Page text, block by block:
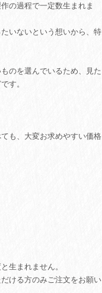
の過程で一定数生まれま
いないという想いから、特
のを選んでいるため、見た
す。
も、大変お求めやすい価格
生まれません。
ける方のみご注文をお願い